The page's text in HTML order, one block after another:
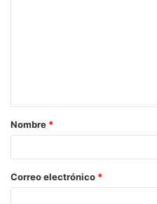
Nombre *
Correo electrónico *